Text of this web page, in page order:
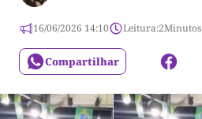
16/06/2026 14:10 Leitura:2Minutos
Compartilhar